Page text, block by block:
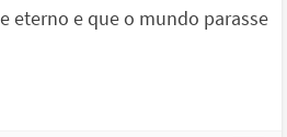
eterno e que o mundo parasse